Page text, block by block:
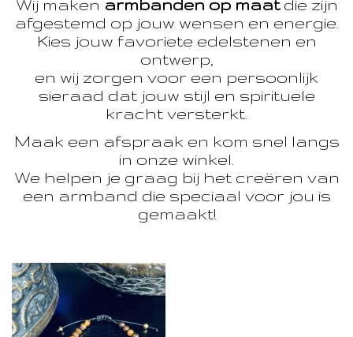
Wij maken armbanden op maatdie zijn
afgestemd op jouw wensen en energie.
Kies jouw favoriete edelstenen en
ontwerp,
en wij zorgen voor een persoonlijk
sieraad dat jouw stijl en spirituele
kracht versterkt.
Maak een afspraak en kom snel langs
in onze winkel.
We helpen je graag bij het creëren van
een armband die speciaal voor jou is
gemaakt!